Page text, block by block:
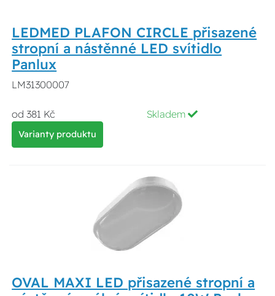
LEDMED PLAFON CIRCLE přisazené
stropní a nástěnné LED svítidlo
Panlux
LM31300007
od 381 Kč Skladem
Varianty produktu
OVAL MAXI LED přisazené stropní a